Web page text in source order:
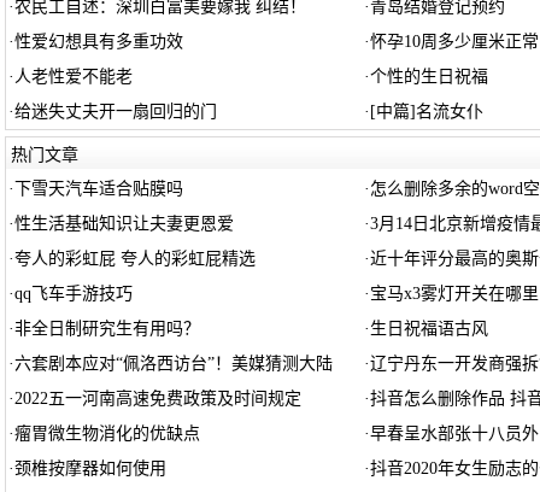
·农民工自述：深圳白富美要嫁我 纠结！ ·青岛结婚登记预约
·性爱幻想具有多重功效 ·怀孕10周多少厘米正常
· 人老性爱不能老 ·个性的生日祝福
·给迷失丈夫开一扇回归的门 · [中篇]名流女仆
热门文章
· 下雪天汽车适合贴膜吗 · 怎么删除多余的word
·性生活基础知识让夫妻更恩爱 ·3月14日北京新增疫情
·夸人的彩虹屁 夸人的彩虹屁精选 ·近十年评分最高的奥
·qq飞车手游技巧 · 宝马x3雾灯开关在哪里
·非全日制研究生有用吗？ · 生日祝福语古风
·六套剧本应对“佩洛西访台”！美媒猜测大陆 ·辽宁丹东一开发商强
·2022五一河南高速免费政策及时间规定 ·抖音怎么删除作品 抖
·瘤胃微生物消化的优缺点 ·早春呈水部张十八员
·颈椎按摩器如何使用 ·抖音2020年女生励志